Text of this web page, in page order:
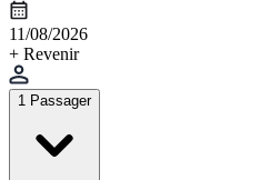
11/08/2026
+ Revenir
1 Passager